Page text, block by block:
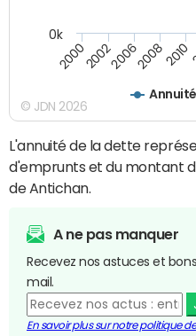
20002002200620082010
0k
© JDN 2026
L'annuité de la dette
d'emprunts et du montant
de Antichan.
A ne pas manquer
Recevez nos astuces et
mail.
En savoir plus sur notre politique